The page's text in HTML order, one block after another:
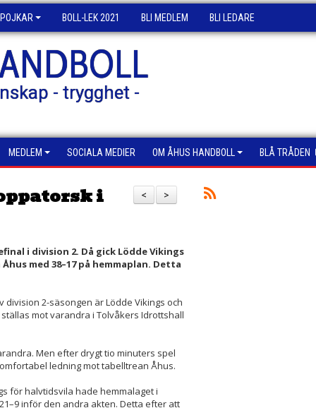
POJKAR BOLL-LEK 2021 BLI MEDLEM BLI LEDARE
- trygghet -
MEDLEM SOCIALA MEDIER OM ÅHUS HANDBOLL BLÅ TRÅDEN
>
<
i
i division 2. Då gick Lödde Vikings
med 38–17 på hemmaplan. Detta
2-säsongen är Lödde Vikings och
mot varandra i Tolvåkers Idrottshall
Men efter drygt tio minuters spel
ledning mot tabelltrean Åhus.
för halvtidsvila hade hemmalaget i
inför den andra akten. Detta efter att